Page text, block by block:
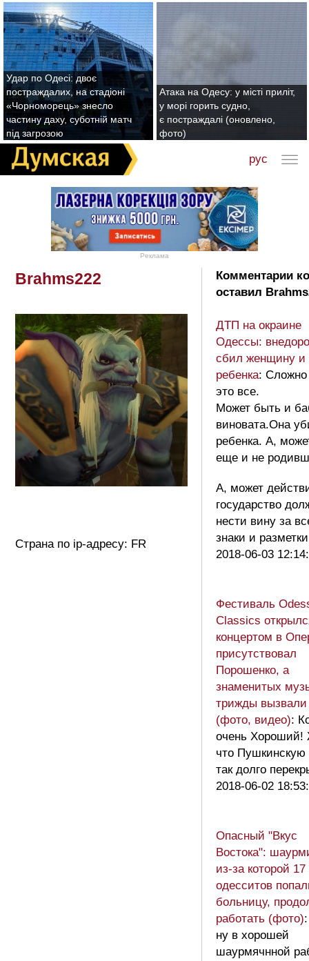
Удар по Одесі: двоє
постраждалих, на стадіоні
«Чорноморець» знесло
частину даху, суботній матч
під загрозою
Атака на Одесу: у місті приліт,
у морі горить судно,
є постраждалі (оновлено,
фото)
рус
Реклама
Brahms222
Страна по ip-адресу: FR
Комментарии
оставил
ДТП на окраине
Одессы:
сбил женщину и
ребенка: Сложно
это все.
Может быть и
виновата.Она
ребенка. А,
еще и не
А, может
государство
нести вину за
знаки и
2018-06-03
Фестиваль
Classics
концертом в
присутствовал
Порошенко, а
знаменитых
трижды
(фото, видео):
очень Хороший!
что Пушкинскую
так долго
2018-06-02
Опасный "Вкус
Востока":
из-за которой 17
одесситов
больницу,
работать (фото):
ну в хорошей
шаурмячнной